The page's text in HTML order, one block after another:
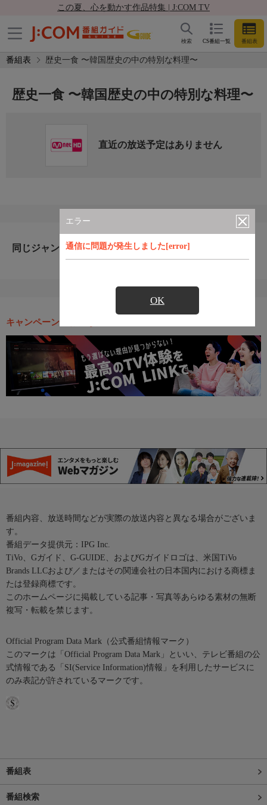
この夏、心を動かす作品特集 | J:COM TV
CS番組一覧 番組表
検索
番組表 歴史一食 〜韓国歴史の中の特別な料理〜
エラー
通信に問題が発生しました[error]
OK
歴史一食 〜韓国歴史の中の特別な料理〜
直近の放送予定はありません
同じジャンルのおすすめ番組
キャンペーン・お得な情報
番組内容、放送時間などが実際の放送内容と異なる場合がございま
す。
番組データ提供元：IPG Inc.
TiVo、Gガイド、G-GUIDE、およびGガイドロゴは、米国TiVo
Brands LLCおよび／またはその関連会社の日本国内における商標ま
たは登録商標です。
このホームページに掲載している記事・写真等あらゆる素材の無断
複写・転載を禁じます。
Official Program Data Mark（公式番組情報マーク）
このマークは「Official Program Data Mark」といい、テレビ番組の公
式情報である「SI(Service Information)情報」を利用したサービスに
のみ表記が許されているマークです。
番組表
番組検索